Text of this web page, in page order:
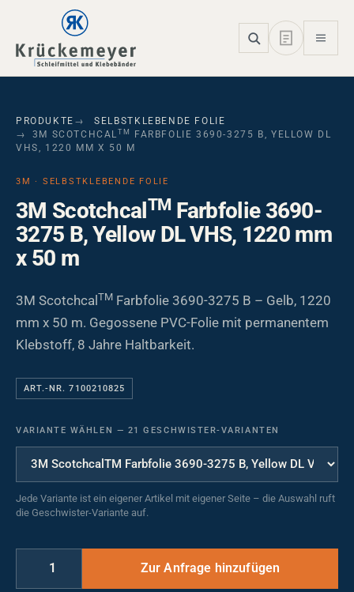
Skip to main navigation
Skip to main content
Skip to page footer
PRODUKTE
SELBSTKLEBENDE FOLIE
3M SCOTCHCAL TM
FARBFOLIE 3690-3275 B, YELLOW DL
VHS, 1220 MM X 50 M
3M · SELBSTKLEBENDE FOLIE
3M ScotchcalTMFarbfolie 3690-
3275 B, Yellow DL VHS, 1220 mm
x 50 m
3M Scotchcal TM Farbfolie 3690-3275 B – Gelb, 1220
mm x 50 m. Gegossene PVC-Folie mit permanentem
Klebstoff, 8 Jahre Haltbarkeit.
ART.-NR. 7100210825
VARIANTE WÄHLEN — 21 GESCHWISTER-VARIANTEN
Jede Variante ist ein eigener Artikel mit eigener Seite – die Auswahl ruft
die Geschwister-Variante auf.